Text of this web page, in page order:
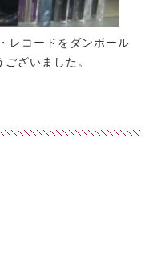
レコードをダンボール
ざいました。